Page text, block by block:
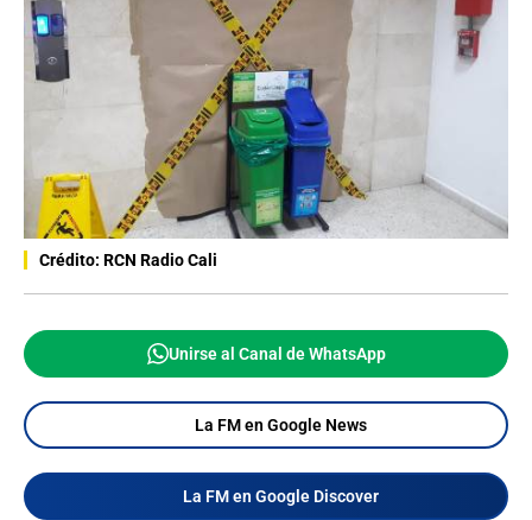
Crédito: RCN Radio Cali
Unirse al Canal de WhatsApp
La FM en Google News
La FM en Google Discover